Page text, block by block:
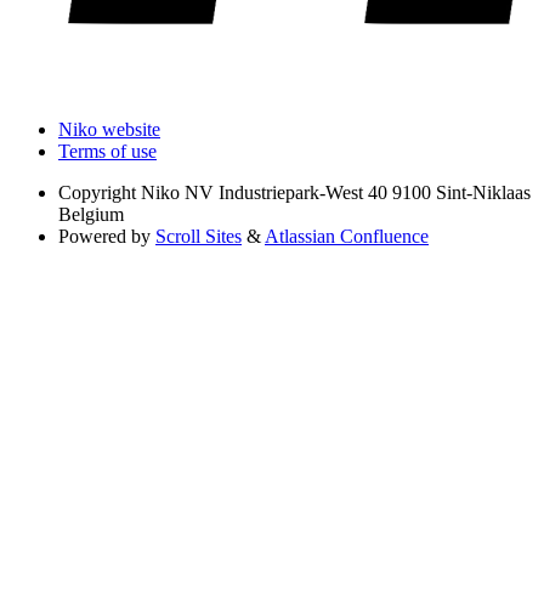
Niko website
Terms of use
Copyright Niko NV Industriepark-West 40 9100 Sint-Niklaas
Belgium
Powered by Scroll Sites &Atlassian Confluence